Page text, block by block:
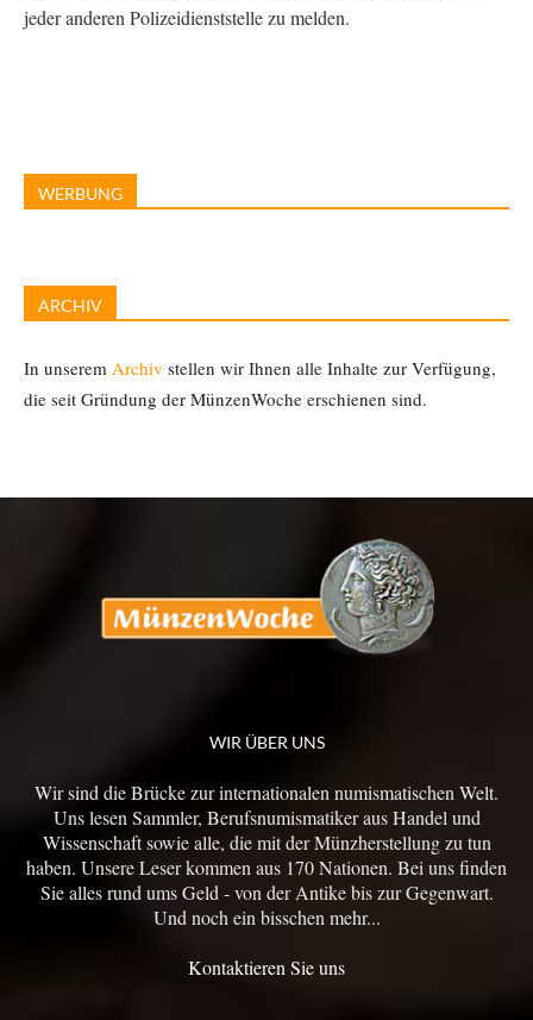
jeder anderen Polizeidienststelle zu melden.
WERBUNG
ARCHIV
In unserem Archiv stellen wir Ihnen alle Inhalte zur Verfügung,
die seit Gründung der MünzenWoche erschienen sind.
WIR ÜBER UNS
Wir sind die Brücke zur internationalen numismatischen Welt.
Uns lesen Sammler, Berufsnumismatiker aus Handel und
Wissenschaft sowie alle, die mit der Münzherstellung zu tun
haben. Unsere Leser kommen aus 170 Nationen. Bei uns finden
Sie alles rund ums Geld - von der Antike bis zur Gegenwart.
Und noch ein bisschen mehr...
Kontaktieren Sie uns